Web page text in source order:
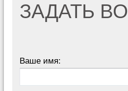
ЗАДАТЬ
Ваше имя: